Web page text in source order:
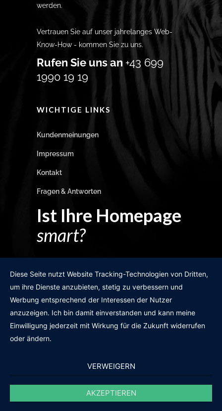
werden.
Vertrauen Sie auf unser jahrelanges Web-
Know-How - kommen Sie zu uns.
Rufen Sie uns an +43 699
1990 19 19
WICHTIGE LINKS
Kundenmeinungen
Impressum
Kontakt
Fragen & Antworten
Ist Ihre Homepage
smart?
GRATIS WEBSITE-CHECK
des19n.at|iwant@des19n.at
Diese Seite nutzt Website Tracking-Technologien von Dritten,
um ihre Dienste anzubieten, stetig zu verbessern und
Werbung entsprechend der Interessen der Nutzer
anzuzeigen. Ich bin damit einverstanden und kann meine
Einwilligung jederzeit mit Wirkung für die Zukunft widerrufen
oder ändern.
VERWEIGERN
AKZEPTIEREN